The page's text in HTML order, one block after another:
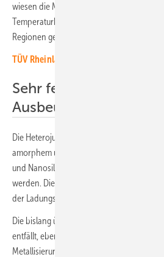
wiesen die Module mit den neuen Zellen
Temperaturkoeffizienten auf. Dadurch
Regionen geeignet.
TÜV Rheinland: Anforderungen an
Sehr feine Schichten
Ausbeute
Die Heterojunction-Zellen von 3Sun
amorphem und kristallinem Silizium und
und Nanosilizium, wobei beide Schichten
werden. Die sehr feinen Nanoschichten
der Ladungsträger.
Die bislang übliche Kristallisation von
entfällt, ebenso Sägeverluste bei der
Metallisierung wird in den Zellen